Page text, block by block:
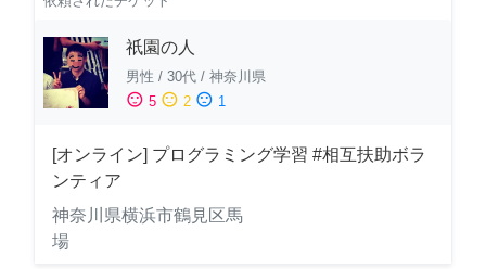
祇園の人
男性 / 30代 / 神奈川県
sentiment_satisfied 5 sentiment_neutral 2 sentiment_dissatisfied 1
[オンライン] プログラミング学習 #相互扶助ボラ
ンティア
神奈川県横浜市鶴見区馬
場